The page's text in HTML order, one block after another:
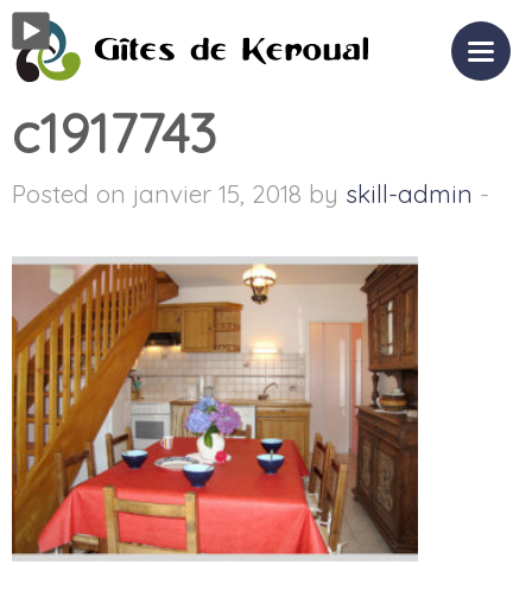
c1917743
Posted on janvier 15, 2018 by skill-admin -